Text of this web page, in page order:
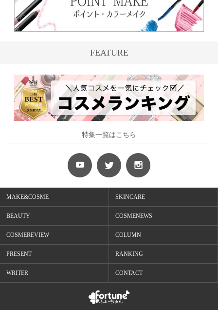
FEATURE
特集一覧はこちら
MAKE&COSME SKINCARE
BEAUTY COSMENEWS
COSMEREVIEW COLUMN
PRESENT RANKING
WRITER CONTACT